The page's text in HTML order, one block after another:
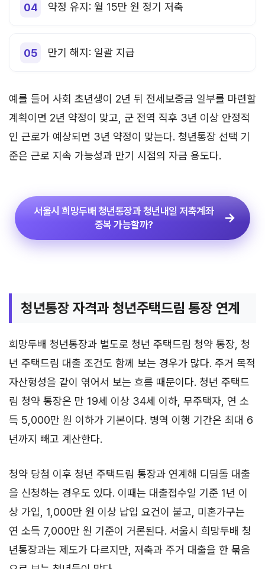
약정 유지: 월 15만 원 정기 저축
만기 해지: 일괄 지급
예를 들어 사회 초년생이 2년 뒤 전세보증금 일부를 마련할
계획이면 2년 약정이 맞고, 군 전역 직후 3년 이상 안정적
인 근로가 예상되면 3년 약정이 맞는다. 청년통장 선택 기
준은 근로 지속 가능성과 만기 시점의 자금 용도다.
서울시 희망두배 청년통장과 청년내일 저축계좌
중복 가능할까?
청년통장 자격과 청년주택드림 통장 연계
희망두배 청년통장과 별도로 청년 주택드림 청약 통장, 청
년 주택드림 대출 조건도 함께 보는 경우가 많다. 주거 목적
자산형성을 같이 엮어서 보는 흐름 때문이다. 청년 주택드
림 청약 통장은 만 19세 이상 34세 이하, 무주택자, 연 소
득 5,000만 원 이하가 기본이다. 병역 이행 기간은 최대 6
년까지 빼고 계산한다.
청약 당첨 이후 청년 주택드림 통장과 연계해 디딤돌 대출
을 신청하는 경우도 있다. 이때는 대출접수일 기준 1년 이
상 가입, 1,000만 원 이상 납입 요건이 붙고, 미혼가구는
연 소득 7,000만 원 기준이 거론된다. 서울시 희망두배 청
년통장과는 제도가 다르지만, 저축과 주거 대출을 한 묶음